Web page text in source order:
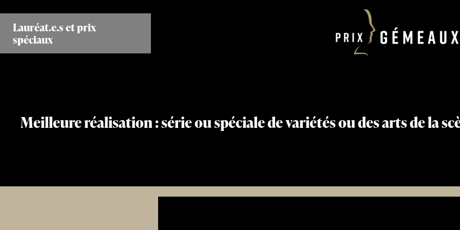
contenu
principal
Lauréat.e.s et prix
spéciaux
Meilleure réalisation : série ou spéciale de variétés ou des arts de la